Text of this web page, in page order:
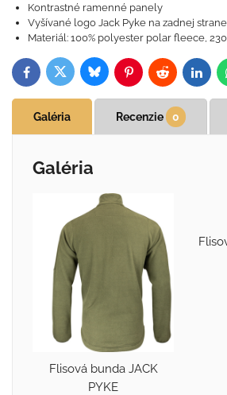
Kontrastné ramenné panely
Vyšívané logo Jack Pyke na zadnej
Materiál: 100% polyester polar fleece,
FacebookTwitterBlueskyPinterestReddit
Galéria Recenzie 0
Galéria
Flisová bunda JACK
PYKE